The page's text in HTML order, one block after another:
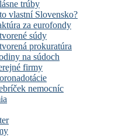
trúby
vlastní Slovensko?
za eurofondy
súdy
prokuratúra
na súdoch
firmy
nemocníc